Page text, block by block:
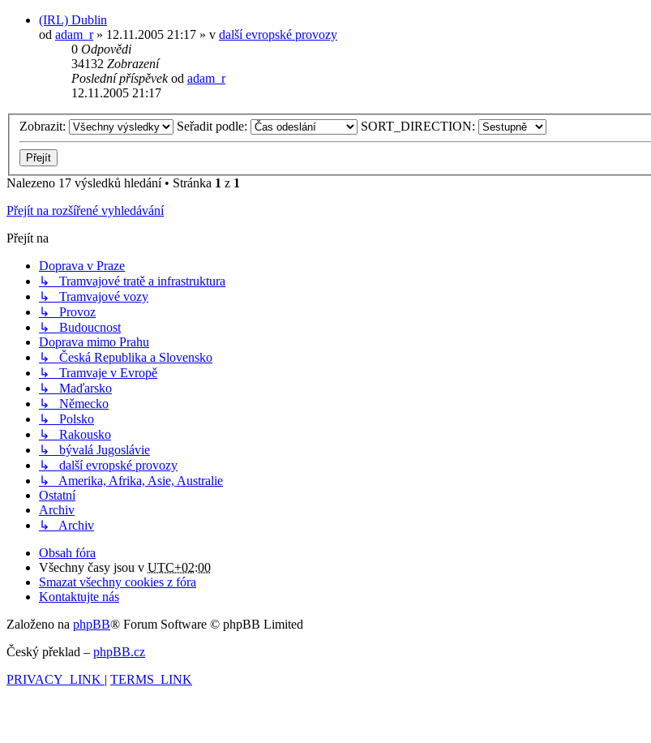
(IRL) Dublin
od adam_r» 12.11.2005 21:17 » v další evropské provozy
0 Odpovědi
34132 Zobrazení
Poslední příspěvekod adam_r
12.11.2005 21:17
Zobrazit: Seřadit podle: SORT_DIRECTION:
Nalezeno 17 výsledků hledání • Stránka 1 z 1
Přejít na rozšířené vyhledávání
Přejít na
Doprava v Praze
↳ Tramvajové tratě a infrastruktura
↳ Tramvajové vozy
↳ Provoz
↳ Budoucnost
Doprava mimo Prahu
↳ Česká Republika a Slovensko
↳ Tramvaje v Evropě
↳ Maďarsko
↳ Německo
↳ Polsko
↳ Rakousko
↳ bývalá Jugoslávie
↳ další evropské provozy
↳ Amerika, Afrika, Asie, Australie
Ostatní
Archiv
↳ Archiv
Obsah fóra
Všechny časy jsou v UTC+02:00
Smazat všechny cookies z fóra
Kontaktujte nás
Založeno na phpBB® Forum Software © phpBB Limited
Český překlad – phpBB.cz
PRIVACY_LINK
TERMS_LINK